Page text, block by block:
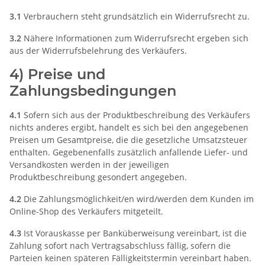
3.1 Verbrauchern steht grundsätzlich ein Widerrufsrecht zu.
3.2 Nähere Informationen zum Widerrufsrecht ergeben sich
aus der Widerrufsbelehrung des Verkäufers.
4) Preise und
Zahlungsbedingungen
4.1 Sofern sich aus der Produktbeschreibung des Verkäufers
nichts anderes ergibt, handelt es sich bei den angegebenen
Preisen um Gesamtpreise, die die gesetzliche Umsatzsteuer
enthalten. Gegebenenfalls zusätzlich anfallende Liefer- und
Versandkosten werden in der jeweiligen
Produktbeschreibung gesondert angegeben.
4.2 Die Zahlungsmöglichkeit/en wird/werden dem Kunden im
Online-Shop des Verkäufers mitgeteilt.
4.3 Ist Vorauskasse per Banküberweisung vereinbart, ist die
Zahlung sofort nach Vertragsabschluss fällig, sofern die
Parteien keinen späteren Fälligkeitstermin vereinbart haben.